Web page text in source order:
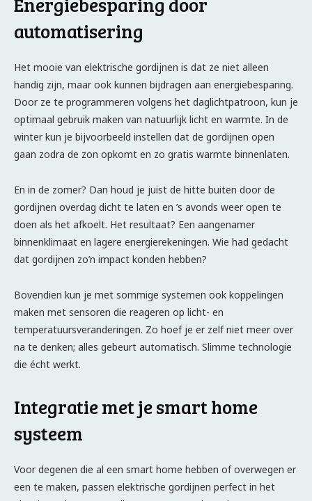
automatisering
Het mooie van elektrische gordijnen is dat ze niet alleen
handig zijn, maar ook kunnen bijdragen aan energiebesparing.
Door ze te programmeren volgens het daglichtpatroon, kun je
optimaal gebruik maken van natuurlijk licht en warmte. In de
winter kun je bijvoorbeeld instellen dat de gordijnen open
gaan zodra de zon opkomt en zo gratis warmte binnenlaten.
En in de zomer? Dan houd je juist de hitte buiten door de
gordijnen overdag dicht te laten en ’s avonds weer open te
doen als het afkoelt. Het resultaat? Een aangenamer
binnenklimaat en lagere energierekeningen. Wie had gedacht
dat gordijnen zo’n impact konden hebben?
Bovendien kun je met sommige systemen ook koppelingen
maken met sensoren die reageren op licht- en
temperatuursveranderingen. Zo hoef je er zelf niet meer over
na te denken; alles gebeurt automatisch. Slimme technologie
die écht werkt.
Integratie met je smart home
systeem
Voor degenen die al een smart home hebben of overwegen er
een te maken, passen elektrische gordijnen perfect in het